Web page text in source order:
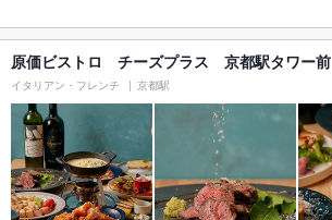
原価ビストロ チーズプラス 京都駅タワー前
イタリアン・フレンチ 京都駅